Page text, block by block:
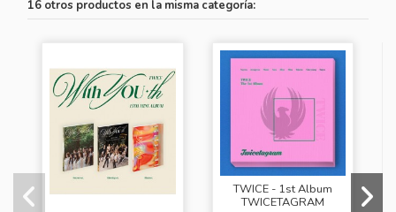
16 otros productos en la misma categoría:
TWICE - 1st Album
TWICETAGRAM